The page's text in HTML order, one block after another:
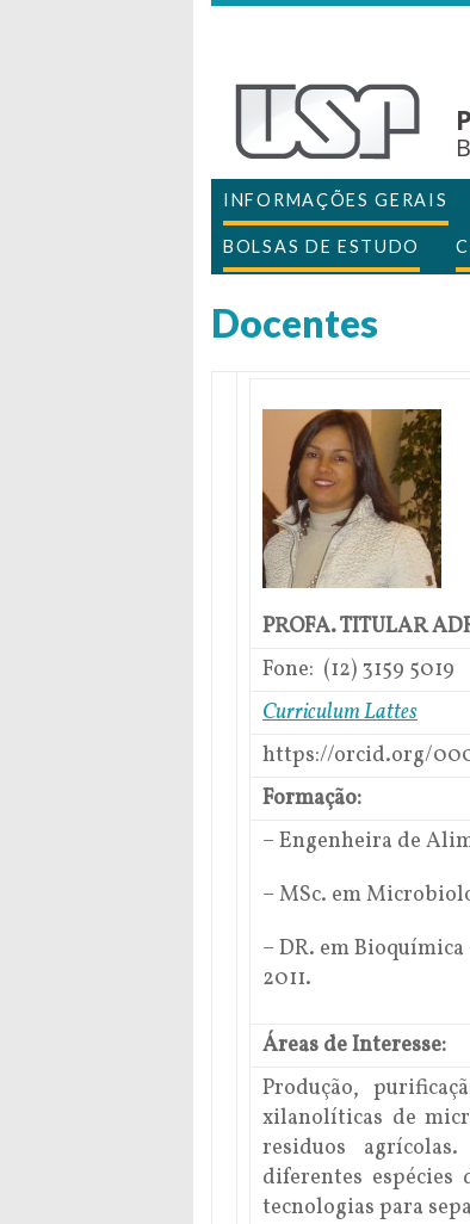
INFORMAÇÕES GERAIS
BOLSAS DE ESTUDO
Docentes
PROFA. TITULAR
Fone: (12) 3159 5019
Curriculum Lattes
https://orcid.org/
Formação:
– Engenheira de
– MSc. em
– DR. em
2011.
Áreas de Interesse:
Produção,
xilanolíticas de
residuos
diferentes
tecnologias para